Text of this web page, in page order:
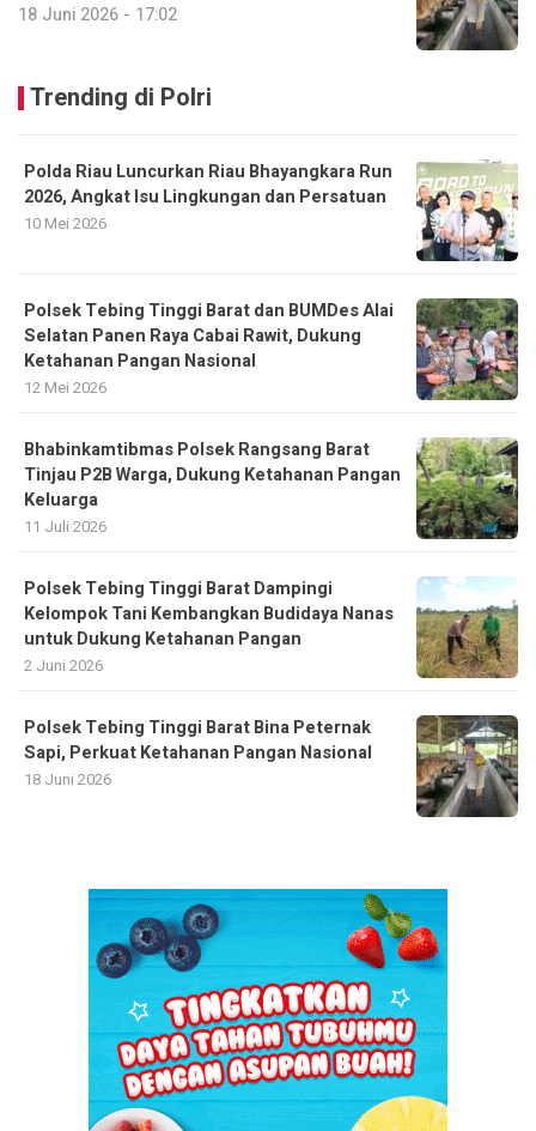
18 Juni 2026 - 17:02
Trending di Polri
Polda Riau Luncurkan Riau Bhayangkara Run
2026, Angkat Isu Lingkungan dan Persatuan
10 Mei 2026
Polsek Tebing Tinggi Barat dan BUMDes Alai
Selatan Panen Raya Cabai Rawit, Dukung
Ketahanan Pangan Nasional
12 Mei 2026
Bhabinkamtibmas Polsek Rangsang Barat
Tinjau P2B Warga, Dukung Ketahanan Pangan
Keluarga
11 Juli 2026
Polsek Tebing Tinggi Barat Dampingi
Kelompok Tani Kembangkan Budidaya Nanas
untuk Dukung Ketahanan Pangan
2 Juni 2026
Polsek Tebing Tinggi Barat Bina Peternak
Sapi, Perkuat Ketahanan Pangan Nasional
18 Juni 2026